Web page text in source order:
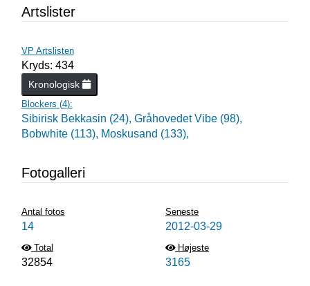
Artslister
VP Artslisten
Kryds: 434
Kronologisk
Blockers (4):
Sibirisk Bekkasin (24), Gråhovedet Vibe (98),
Bobwhite (113), Moskusand (133),
Fotogalleri
Antal fotos
14
Seneste
2012-03-29
Total
32854
Højeste
3165